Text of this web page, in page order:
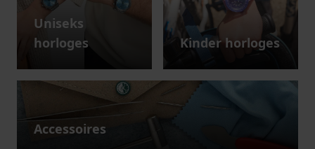
Uniseks
horloges
Kinder horloges
Accessoires